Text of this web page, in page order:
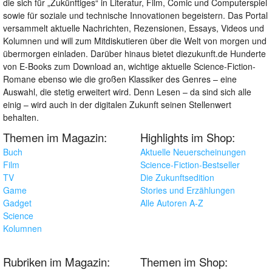
sowie für soziale und technische Innovationen begeistern. Das Portal
versammelt aktuelle Nachrichten, Rezensionen, Essays, Videos und
Kolumnen und will zum Mitdiskutieren über die Welt von morgen und
übermorgen einladen. Darüber hinaus bietet diezukunft.de Hunderte
von E-Books zum Download an, wichtige aktuelle Science-Fiction-
Romane ebenso wie die großen Klassiker des Genres – eine
Auswahl, die stetig erweitert wird. Denn Lesen – da sind sich alle
einig – wird auch in der digitalen Zukunft seinen Stellenwert
behalten.
Themen im Magazin:
Buch
Film
TV
Game
Gadget
Science
Kolumnen
Highlights im Shop:
Aktuelle Neuerscheinungen
Science-Fiction-Bestseller
Die Zukunftsedition
Stories und Erzählungen
Alle Autoren A-Z
Rubriken im Magazin: Themen im Shop: